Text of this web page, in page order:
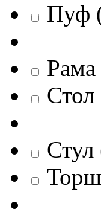
Пуф
Стол
Стул